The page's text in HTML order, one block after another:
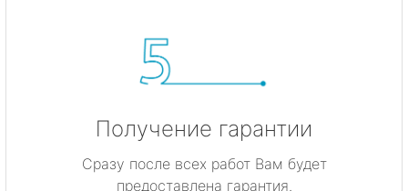
Получение гарантии
Сразу после всех работ Вам будет
предоставлена гарантия.